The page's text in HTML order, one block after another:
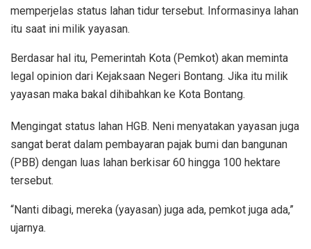
memperjelas status lahan tidur tersebut. Informasinya lahan
itu saat ini milik yayasan.
Berdasar hal itu, Pemerintah Kota (Pemkot) akan meminta
legal opinion dari Kejaksaan Negeri Bontang. Jika itu milik
yayasan maka bakal dihibahkan ke Kota Bontang.
Mengingat status lahan HGB. Neni menyatakan yayasan juga
sangat berat dalam pembayaran pajak bumi dan bangunan
(PBB) dengan luas lahan berkisar 60 hingga 100 hektare
tersebut.
“Nanti dibagi, mereka (yayasan) juga ada, pemkot juga ada,”
ujarnya.